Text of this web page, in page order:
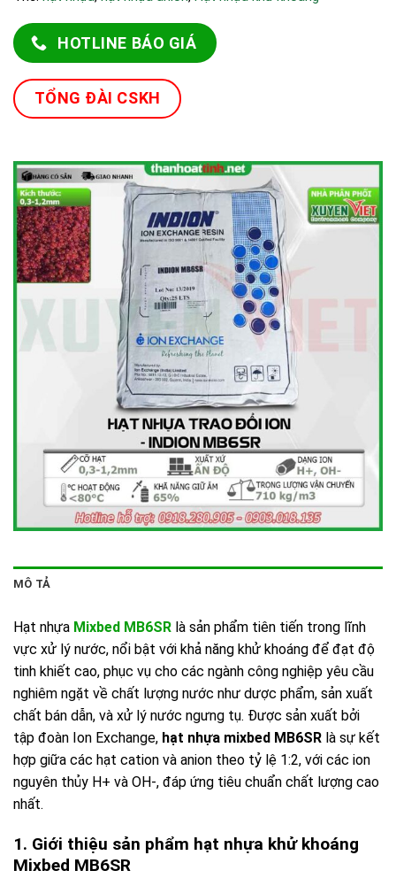
HOTLINE BÁO GIÁ
TỔNG ĐÀI CSKH
MÔ TẢ
Hạt nhựa Mixbed MB6SR là sản phẩm tiên tiến trong lĩnh
vực xử lý nước, nổi bật với khả năng khử khoáng để đạt độ
tinh khiết cao, phục vụ cho các ngành công nghiệp yêu cầu
nghiêm ngặt về chất lượng nước như dược phẩm, sản xuất
chất bán dẫn, và xử lý nước ngưng tụ. Được sản xuất bởi
tập đoàn Ion Exchange, hạt nhựa mixbed MB6SR là sự kết
hợp giữa các hạt cation và anion theo tỷ lệ 1:2, với các ion
nguyên thủy H+ và OH-, đáp ứng tiêu chuẩn chất lượng cao
nhất.
1. Giới thiệu sản phẩm hạt nhựa khử khoáng
Mixbed MB6SR